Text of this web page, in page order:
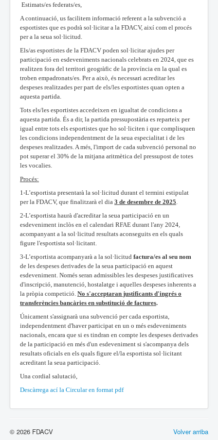
Estimats/es federats/es,
A continuació, us facilitem informació referent a la subvenció a
esportistes que es podrà sol·licitar a la FDACV, així com el procés
per a la seua sol·licitud.
Els/as esportistes de la FDACV poden sol·licitar ajudes per
participació en esdeveniments nacionals celebrats en 2024, que es
realitzen fora del territori geogràfic de la província en la qual es
troben empadronats/es. Per a això, és necessari acreditar les
despeses realitzades per part de els/les esportistes quan opten a
aquesta partida.
Tots els/les esportistes accedeixen en igualtat de condicions a
aquesta partida. És a dir, la partida pressupostària es reparteix per
igual entre tots els esportistes que ho sol·liciten i que complisquen
les condicions independentment de la seua especialitat i de les
despeses realitzades. A més, l'import de cada subvenció personal no
pot superar el 30% de la mitjana aritmètica del pressupost de totes
les vocalies.
Procés:
1-L’esportista presentarà la sol·licitud durant el termini estipulat
per la FDACV, que finalitzarà el dia 3 de desembre de 2025
2-L’esportista haurà d'acreditar la seua participació en un
esdeveniment inclòs en el calendari RFAE durant l'any 2024,
acompanyant a la sol·licitud resultats aconseguits en els quals
figure l'esportista sol·licitant.
3-L’esportista acompanyarà a la sol·licitud factura/es al seu nom
de les despeses derivades de la seua participació en aquest
esdeveniment. Només seran admissibles les despeses justificatives
d'inscripció, manutenció, hostalatge i aquelles despeses inherents a
la pròpia competició. No s'acceptaran justificants d'ingrés o
transferències bancàries en substitució de factures.
Únicament s'assignarà una subvenció per cada esportista,
independentment d'haver participat en un o més esdeveniments
nacionals, encara que si es tindran en compte les despeses derivades
de la participació en més d'un esdeveniment si s'acompanya dels
resultats oficials en els quals figure el/la esportista sol·licitant
acreditant la seua participació.
Una cordial salutació,
Descàrrega ací la Circular en format pdf
Volver arriba
© 2026 FDACV